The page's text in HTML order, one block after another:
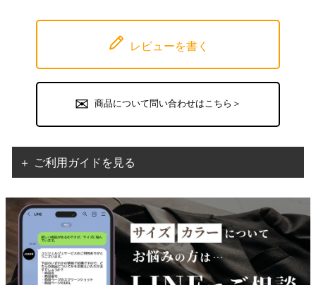
レビューを書く
商品について問い合わせはこちら＞
＋ ご利用ガイドを見る